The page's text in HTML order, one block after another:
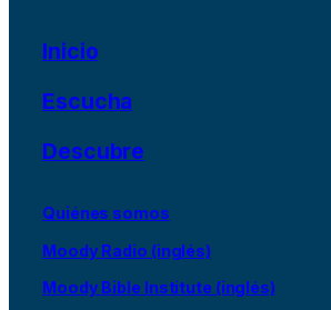
Inicio
Escucha
Descubre
Quiénes somos
Moody Radio (inglés)
Moody Bible Institute (inglés)